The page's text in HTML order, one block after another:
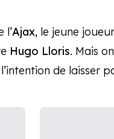
l’Ajax, le jeune
Hugo Lloris. Mais
de